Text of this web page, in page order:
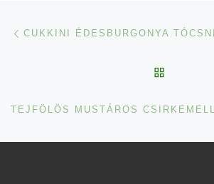
Navigálás a
CUKKINI ÉDESBURGONYA TÓCSNI